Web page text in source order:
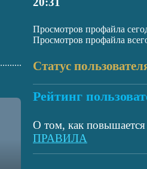
Просмотров профайла
Просмотров профайла
Статус
Рейтинг
О том, как повышается
ПРАВИЛА